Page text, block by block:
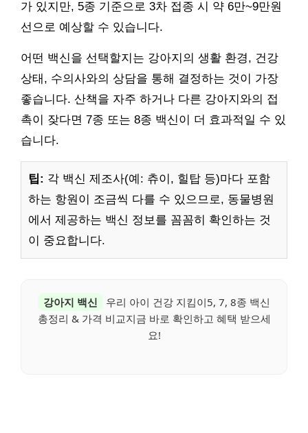
가 있지만, 5종 기준으로 3차 접종 시 약 6만~9만원
선으로 예상할 수 있습니다.
어떤 백신을 선택할지는 강아지의 생활 환경, 건강
상태, 수의사와의 상담을 통해 결정하는 것이 가장
좋습니다. 산책을 자주 하거나 다른 강아지와의 접
촉이 잦다면 7종 또는 8종 백신이 더 효과적일 수 있
습니다.
팁: 각 백신 제조사(예: 츄이, 힐탑 등)마다 포함
하는 항원이 조금씩 다를 수 있으므로, 동물병원
에서 제공하는 백신 정보를 꼼꼼히 확인하는 것
이 중요합니다.
강아지 백신
우리 아이 건강 지킴이5, 7, 8종 백신
총정리 & 가격 비교지금 바로 확인하고 혜택 받으세
요!